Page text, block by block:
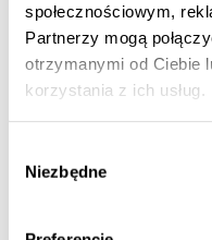
społecznościowym,
Partnerzy mogą
otrzymanymi od Ciebie
korzystania z ich usług.
zgody
Niezbędne
Raportowanie ESG to
pracowników na każdym
działów produkcji,
kluczowe dane i pomagają
poprawy. Regularne
kulturę
zrównoważonego rozwoju.